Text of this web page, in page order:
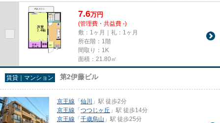
ます。多くの方にご好評をい...
7.6万円
(管理費・共益費 -)
敷：1ヶ月｜礼：1ヶ月
所在階：1階
間取り：1K
面積：21.80㎡
賃貸｜マンション 第2伊藤ビル
京王線 「 仙川
」駅 徒歩2分
京王線 「 つつじヶ丘 」駅 徒歩14分
京王線 「 千歳烏山 」駅 徒歩25分